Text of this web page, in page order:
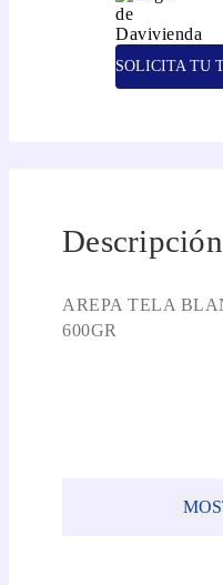
SOLICITA TU
Descripción
AREPA TELA
600GR